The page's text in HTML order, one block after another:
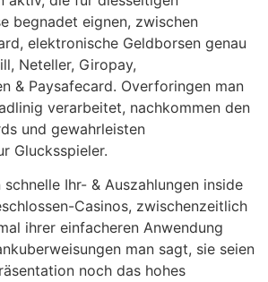
begnadet eignen, zwischen
elektronische Geldborsen genau
Neteller, Giropay,
& Paysafecard. Overforingen man
verarbeitet, nachkommen den
und gewahrleisten
Glucksspieler.
schnelle Ihr- & Auszahlungen inside
Casinos, zwischenzeitlich
ihrer einfacheren Anwendung
man sagt, sie seien
noch das hohes